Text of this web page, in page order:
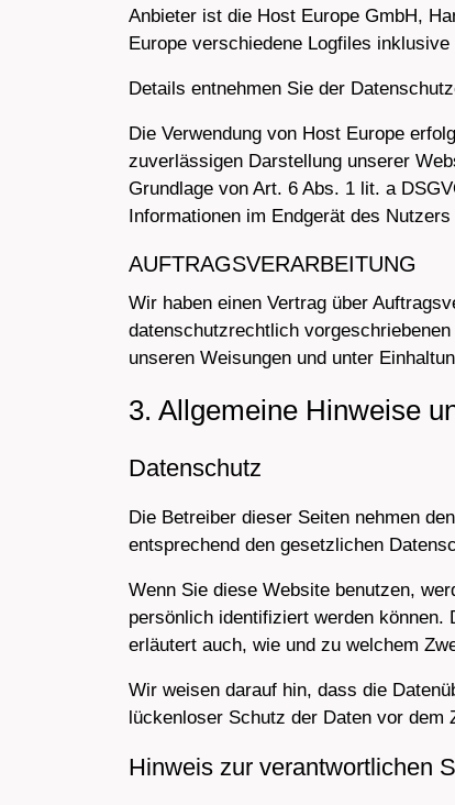
Anbieter ist die Host Europe GmbH,
Europe verschiedene Logfiles
Details entnehmen Sie der
Die Verwendung von Host Europe
zuverlässigen Darstellung unserer
Grundlage von Art. 6 Abs. 1 lit. a
Informationen im Endgerät des
AUFTRAGSVERARBEITUNG
Wir haben einen Vertrag über
datenschutzrechtlich
unseren Weisungen und unter
3. Allgemeine Hinweise
Datenschutz
Die Betreiber dieser Seiten nehmen
entsprechend den gesetzlichen
Wenn Sie diese Website benutzen,
persönlich identifiziert werden
erläutert auch, wie und zu welchem
Wir weisen darauf hin, dass die
lückenloser Schutz der Daten vor
Hinweis zur verantwortlichen